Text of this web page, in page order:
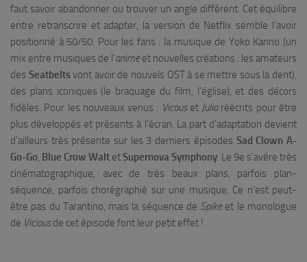
faut savoir abandonner ou trouver un angle différent. Cet équilibre
entre retranscrire et adapter, la version de Netflix semble l’avoir
positionné à 50/50. Pour les fans : la musique de Yoko Kanno (un
mix entre musiques de l’animeet nouvelles créations : les amateurs
des Seatbeltsvont avoir de nouvels OST à se mettre sous la dent),
des plans iconiques (le braquage du film, l’église), et des décors
fidèles. Pour les nouveaux venus : Vicouset Juliaréécrits pour être
plus développés et présents à l’écran. La part d’adaptation devient
d’ailleurs très présente sur les 3 derniers épisodes Sad Clown A-
Go-Go, Blue Crow Walt etSupernova Symphony. Le 9e s’avère très
cinématographique, avec de très beaux plans, parfois plan-
séquence, parfois chorégraphié sur une musique. Ce n’est peut-
être pas du Tarantino, mais la séquence de Spikeet le monologue
de Viciousde cet épisode font leur petit effet !